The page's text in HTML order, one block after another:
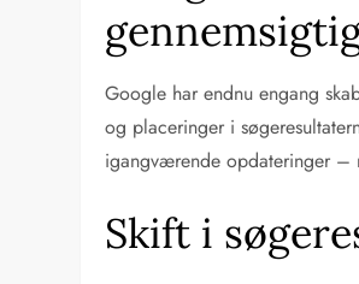
Google har endnu engang
og placeringer i
igangværende opdateringer –
Skift i